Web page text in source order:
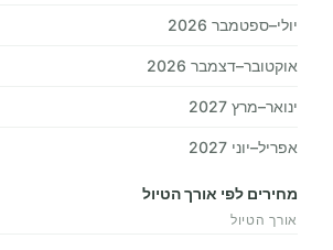
יולי–ספטמבר 2026
אוקטובר–דצמבר 2026
ינואר–מרץ 2027
אפריל–יוני 2027
מחירים לפי אורך הטיול
אורך הטיול